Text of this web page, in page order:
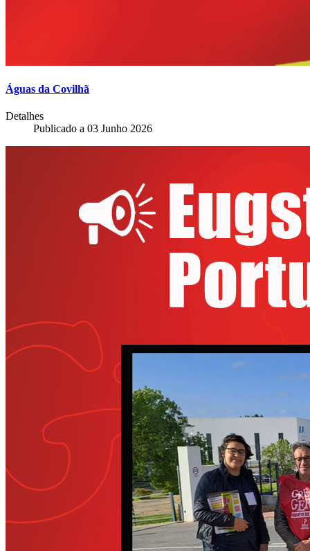
Águas da Covilhã
Detalhes
Publicado a 03 Junho 2026